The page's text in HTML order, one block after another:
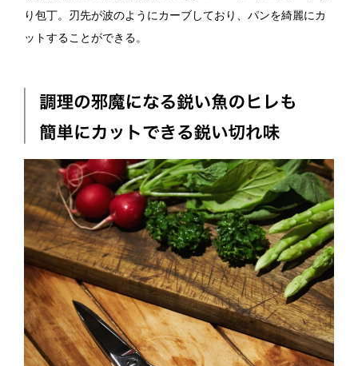
り包丁。刃先が波のようにカーブしており、パンを綺麗にカ
ットすることができる。